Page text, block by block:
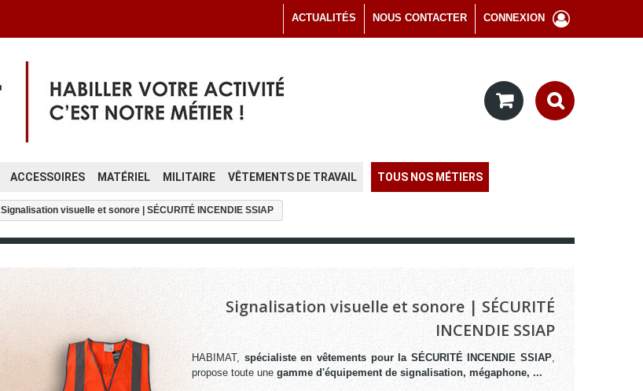
CONNEXION
NOUS CONTACTER
ACTUALITÉS
ACCESSOIRES MATÉRIEL MILITAIRE VÊTEMENTS DE TRAVAIL TOUS NOS MÉTIERS
Signalisation visuelle et sonore | SÉCURITÉ INCENDIE SSIAP
Signalisation visuelle et sonore | SÉCURITÉ
INCENDIE SSIAP
HABIMAT, spécialiste en vêtements pour la SÉCURITÉ INCENDIE SSIAP,
proposetoute unegamme d'équipement de signalisation, mégaphone, ...